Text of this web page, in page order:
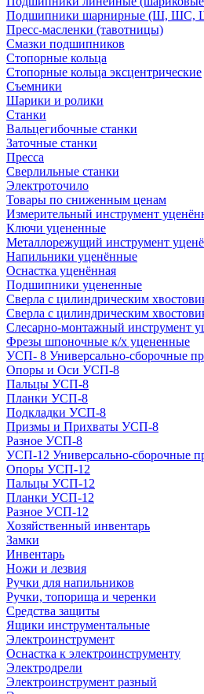
Подшипники шарнирные (Ш, ШС,
Пресс-масленки (тавотницы)
Смазки подшипников
Стопорные кольца
Стопорные кольца эксцентрические
Съемники
Шарики и ролики
Станки
Вальцегибочные станки
Заточные станки
Пресса
Сверлильные станки
Электроточило
Товары по сниженным ценам
Измерительный инструмент
Ключи уцененные
Металлорежущий инструмент
Напильники уценённые
Оснастка уценённая
Подшипники уцененные
Сверла с цилиндрическим
Сверла с цилиндрическим
Слесарно-монтажный инструмент
Фрезы шпоночные к/х уцененные
УСП- 8 Универсально-сборочные
Опоры и Оси УСП-8
Пальцы УСП-8
Планки УСП-8
Подкладки УСП-8
Призмы и Прихваты УСП-8
Разное УСП-8
УСП-12 Универсально-сборочные
Опоры УСП-12
Пальцы УСП-12
Планки УСП-12
Разное УСП-12
Хозяйственный инвентарь
Замки
Инвентарь
Ножи и лезвия
Ручки для напильников
Ручки, топорища и черенки
Средства защиты
Ящики инструментальные
Электроинструмент
Оснастка к электроинструменту
Электродрели
Электроинструмент разный